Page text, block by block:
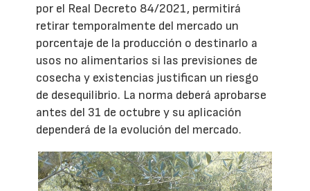
por el Real Decreto 84/2021, permitirá
retirar temporalmente del mercado un
porcentaje de la producción o destinarlo a
usos no alimentarios si las previsiones de
cosecha y existencias justifican un riesgo
de desequilibrio. La norma deberá aprobarse
antes del 31 de octubre y su aplicación
dependerá de la evolución del mercado.